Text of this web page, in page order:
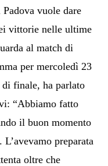
vuole dare
vittorie nelle ultime
al match di
per mercoledì 23
finale, ha parlato
“Abbiamo fatto
il buon momento
preparata
oltre che